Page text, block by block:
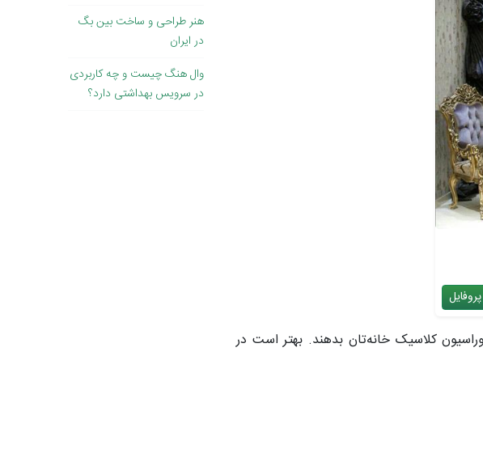
کلاسیک خانه‌تان بدهند. بهتر است در
هنر طراحی و ساخت بین بگ
در ایران
وال هنگ چیست و چه کاربردی
در سرویس بهداشتی دارد؟